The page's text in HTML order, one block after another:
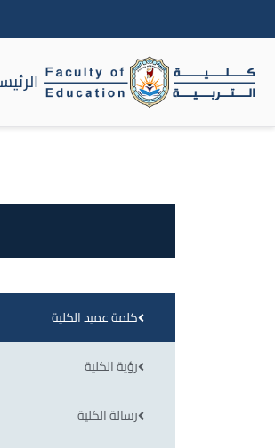
كلمة عميد الكلية
رؤية الكلية
رسالة الكلية